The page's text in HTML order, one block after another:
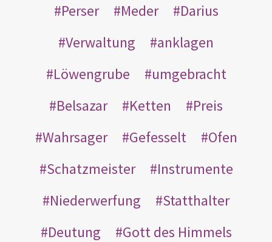
Perser
Meder
Darius
Verwaltung
anklagen
Löwengrube
umgebracht
Belsazar
Ketten
Preis
Wahrsager
Gefesselt
Ofen
Schatzmeister
Instrumente
Niederwerfung
Statthalter
Deutung
Gott des Himmels